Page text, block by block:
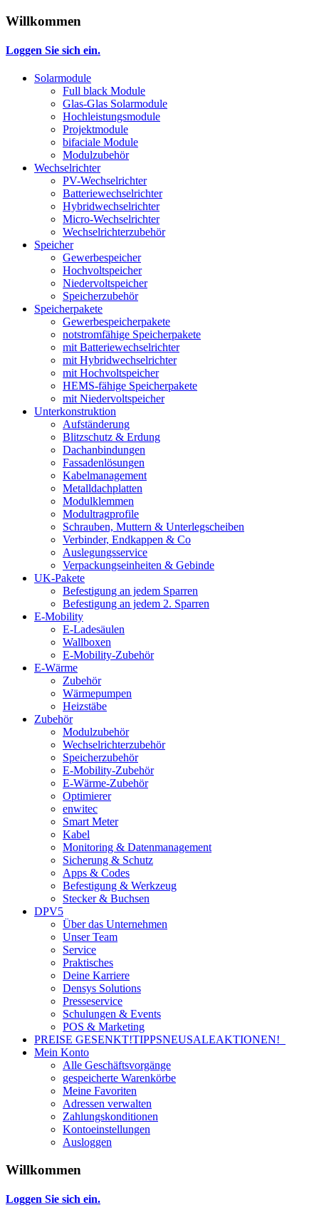
Willkommen
Loggen Sie sich ein.
Solarmodule
Full black Module
Glas-Glas Solarmodule
Hochleistungsmodule
Projektmodule
bifaciale Module
Modulzubehör
Wechselrichter
PV-Wechselrichter
Batteriewechselrichter
Hybridwechselrichter
Micro-Wechselrichter
Wechselrichterzubehör
Speicher
Gewerbespeicher
Hochvoltspeicher
Niedervoltspeicher
Speicherzubehör
Speicherpakete
Gewerbespeicherpakete
notstromfähige Speicherpakete
mit Batteriewechselrichter
mit Hybridwechselrichter
mit Hochvoltspeicher
HEMS-fähige Speicherpakete
mit Niedervoltspeicher
Unterkonstruktion
Aufständerung
Blitzschutz & Erdung
Dachanbindungen
Fassadenlösungen
Kabelmanagement
Metalldachplatten
Modulklemmen
Modultragprofile
Schrauben, Muttern & Unterlegscheiben
Verbinder, Endkappen & Co
Auslegungsservice
Verpackungseinheiten & Gebinde
UK-Pakete
Befestigung an jedem Sparren
Befestigung an jedem 2. Sparren
E-Mobility
E-Ladesäulen
Wallboxen
E-Mobility-Zubehör
E-Wärme
Zubehör
Wärmepumpen
Heizstäbe
Zubehör
Modulzubehör
Wechselrichterzubehör
Speicherzubehör
E-Mobility-Zubehör
E-Wärme-Zubehör
Optimierer
enwitec
Smart Meter
Kabel
Monitoring & Datenmanagement
Sicherung & Schutz
Apps & Codes
Befestigung & Werkzeug
Stecker & Buchsen
DPV5
Über das Unternehmen
Unser Team
Service
Praktisches
Deine Karriere
Densys Solutions
Presseservice
Schulungen & Events
POS & Marketing
PREISE GESENKT!TIPPSNEUSALEAKTIONEN!
Mein Konto
Alle Geschäftsvorgänge
gespeicherte Warenkörbe
Meine Favoriten
Adressen verwalten
Zahlungskonditionen
Kontoeinstellungen
Ausloggen
Willkommen
Loggen Sie sich ein.